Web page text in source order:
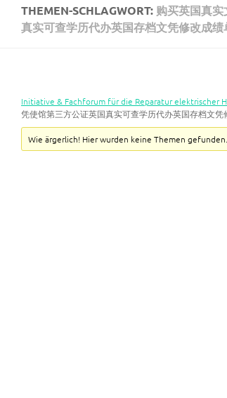
THEMEN-SCHLAGWORT: 购买英国真
真实可查学历代办英国存档文凭修改成绩
Initiative & Fachforum für die Reparatur elektrischer
凭使馆第三方公证英国真实可查学历代办英国存档文凭
Wie ärgerlich! Hier wurden keine Themen gefunden.